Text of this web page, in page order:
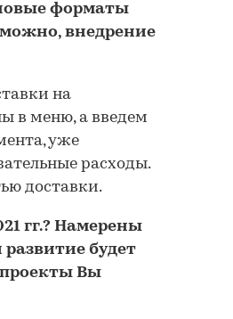
форматы
внедрение
на
в меню, а введем
уже
расходы.
доставки.
гг.? Намерены
будет
проекты Вы